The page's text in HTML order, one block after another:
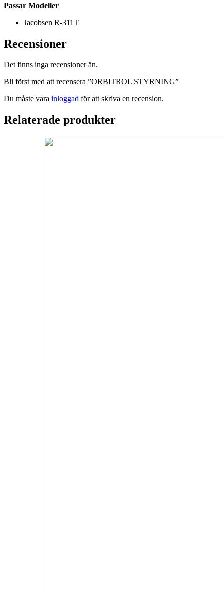
Passar Modeller
Jacobsen R-311T
Recensioner
Det finns inga recensioner än.
Bli först med att recensera ”ORBITROL STYRNING”
Du måste vara inloggad för att skriva en recension.
Relaterade produkter